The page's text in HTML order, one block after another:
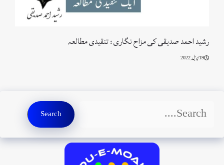
رشید احمد صدیقی کی مزاح نگاری : تنقیدی مطالعہ
19 اپریل, 2022
Search
Search